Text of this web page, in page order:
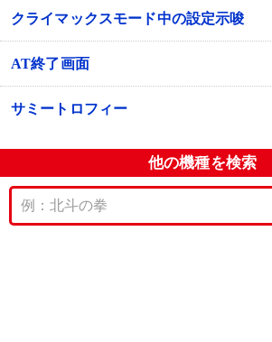
クライマックスモード中の設定示唆
AT終了画面
サミートロフィー
他の機種を検索